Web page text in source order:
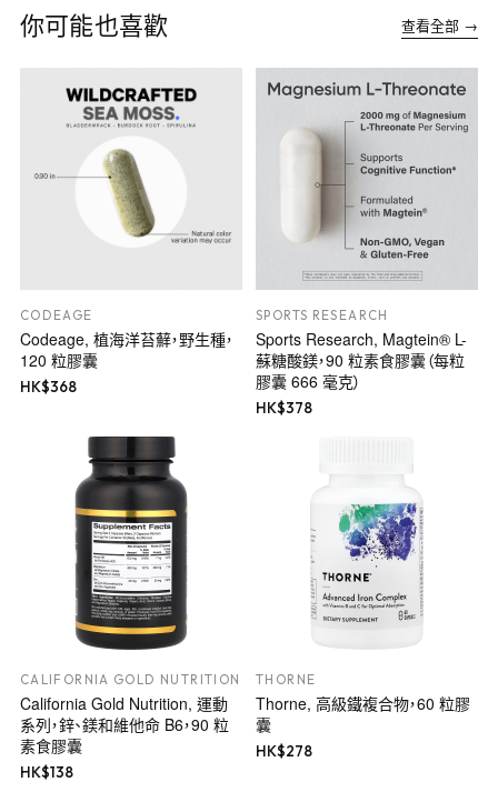
你可能也喜歡 查看全部 →
CODEAGE
Codeage, 植海洋苔蘚，野生種，
120 粒膠囊
HK$368
SPORTS RESEARCH
Sports Research, Magtein® L-
蘇糖酸鎂，90 粒素食膠囊（每粒
膠囊 666 毫克）
HK$378
CALIFORNIA GOLD NUTRITION
California Gold Nutrition, 運動
系列，鋅、鎂和維他命 B6，90 粒
素食膠囊
HK$138
THORNE
Thorne, 高級鐵複合物，60 粒膠
囊
HK$278